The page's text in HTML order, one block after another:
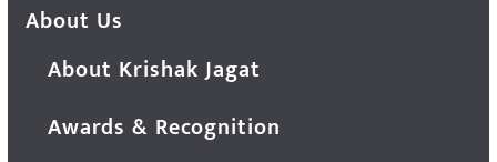
About Us
About Krishak Jagat
Awards & Recognition